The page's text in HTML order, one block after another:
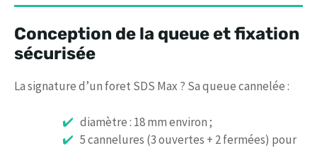
Conception de la queue et fixation
sécurisée
La signature d’un foret SDS Max ? Sa queue cannelée :
diamètre : 18 mm environ ;
5 cannelures (3 ouvertes + 2 fermées) pour